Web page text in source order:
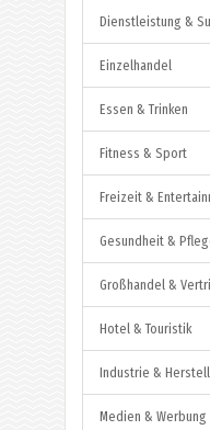
Dienstleistung &
Einzelhandel
Essen & Trinken
Fitness & Sport
Freizeit &
Gesundheit &
Großhandel &
Hotel & Touristik
Industrie &
Medien & Werbung